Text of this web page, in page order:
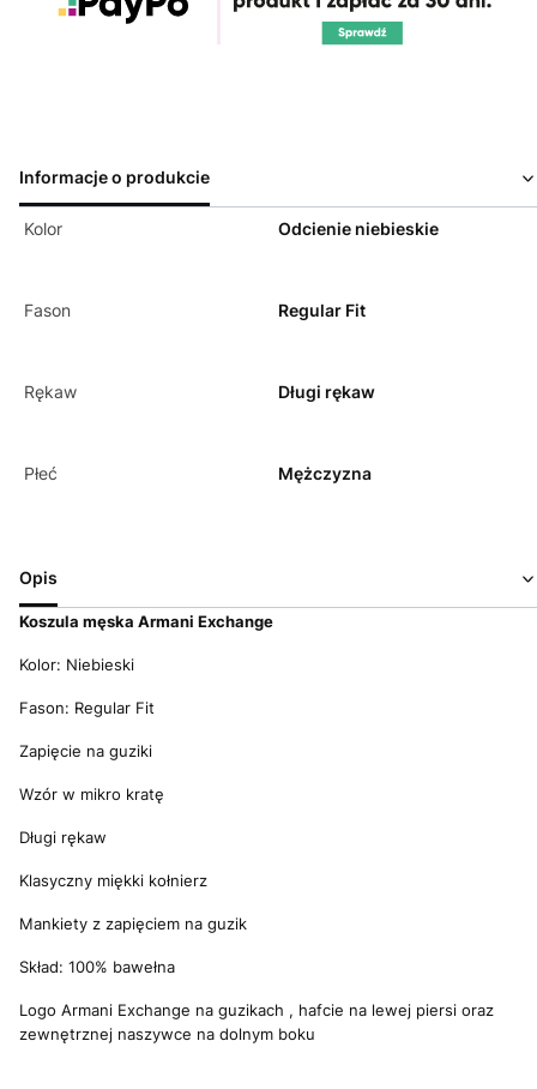
Informacje o produkcie
Kolor Odcienie niebieskie
Fason Regular Fit
Rękaw Długi rękaw
Płeć Mężczyzna
Opis
Koszula męska Armani Exchange
Kolor: Niebieski
Fason: Regular Fit
Zapięcie na guziki
Wzór w mikro kratę
Długi rękaw
Klasyczny miękki kołnierz
Mankiety z zapięciem na guzik
Skład: 100% bawełna
Logo Armani Exchange na guzikach , hafcie na lewej piersi oraz
zewnętrznej naszywce na dolnym boku